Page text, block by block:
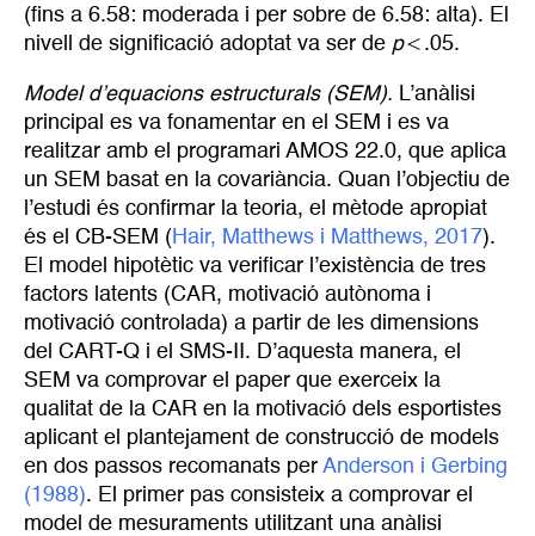
(fins a 6.58: moderada i per sobre de 6.58: alta). El
nivell de significació adoptat va ser de p< .05.
Model d’equacions estructurals (SEM). L’anàlisi
principal es va fonamentar en el SEM i es va
realitzar amb el programari AMOS 22.0, que aplica
un SEM basat en la covariància. Quan l’objectiu de
l’estudi és confirmar la teoria, el mètode apropiat
és el CB-SEM ( Hair, Matthews i Matthews, 2017).
El model hipotètic va verificar l’existència de tres
factors latents (CAR, motivació autònoma i
motivació controlada) a partir de les dimensions
del CART-Q i el SMS-II. D’aquesta manera, el
SEM va comprovar el paper que exerceix la
qualitat de la CAR en la motivació dels esportistes
aplicant el plantejament de construcció de models
en dos passos recomanats per Anderson i Gerbing
(1988). El primer pas consisteix a comprovar el
model de mesuraments utilitzant una anàlisi